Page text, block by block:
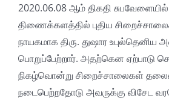
2020.06.08 ஆம் திகதி
திணைக்களத்தில் புதிய
நாயகமாக திரு. துஷார
பொறுப்பேற்றார். அதற்கென ஏற்பாடு
நிகழ்வொன்று சிறைச்சாலைகள்
நடைபெற்றதோடு அவருக்கு விசேட